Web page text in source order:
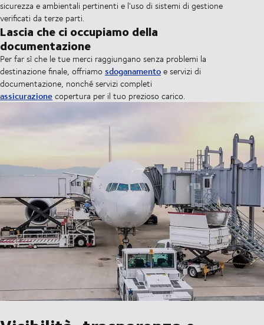
sicurezza e ambientali pertinenti e l'uso di sistemi di gestione
verificati da terze parti.
Lascia che ci occupiamo della
documentazione
Per far sì che le tue merci raggiungano senza problemi la
destinazione finale, offriamosdoganamentoe servizi di
documentazione, nonché servizi completi
assicurazionecopertura per il tuo prezioso carico.